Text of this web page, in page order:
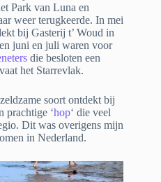
Park van Luna en
weer terugkeerde. In mei
bij Gasterij t’ Woud in
juni en juli waren voor
die besloten een
het Starrevlak.
soort ontdekt bij
prachtige ‘hop‘ die veel
Dit was overigens mijn
in Nederland.